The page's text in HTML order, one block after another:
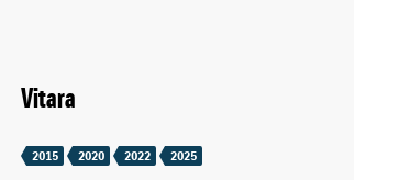
Vitara
2015 2020 2022 2025